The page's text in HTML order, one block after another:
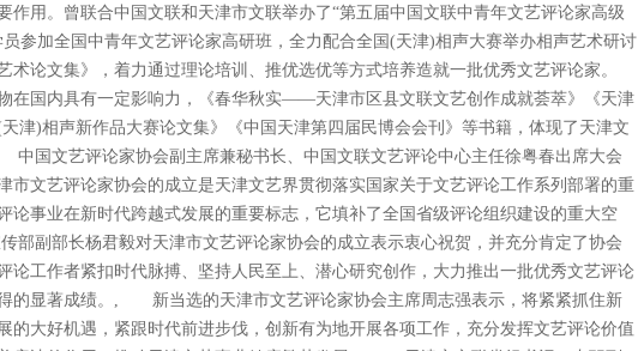
作用。曾联合中国文联和天津市文联举办了“第五届中国文联中青年文艺评论家高级
参加全国中青年文艺评论家高研班，全力配合全国(天津)相声大赛举办相声艺术研讨
术论文集》，着力通过理论培训、推优选优等方式培养造就一批优秀文艺评论家。
物在国内具有一定影响力，《春华秋实——天津市区县文联文艺创作成就荟萃》《天津
津)相声新作品大赛论文集》《中国天津第四届民博会会刊》等书籍，体现了天津文
国文艺评论家协会副主席兼秘书长、中国文联文艺评论中心主任徐粤春出席大会
市文艺评论家协会的成立是天津文艺界贯彻落实国家关于文艺评论工作系列部署的重
论事业在新时代跨越式发展的重要标志，它填补了全国省级评论组织建设的重大空
副部长杨君毅对天津市文艺评论家协会的成立表示衷心祝贺，并充分肯定了协会
论工作者紧扣时代脉搏、坚持人民至上、潜心研究创作，大力推出一批优秀文艺评论
的显著成绩。, 新当选的天津市文艺评论家协会主席周志强表示，将紧紧抓住新
的大好机遇，紧跟时代前进步伐，创新有为地开展各项工作，充分发挥文艺评论价值